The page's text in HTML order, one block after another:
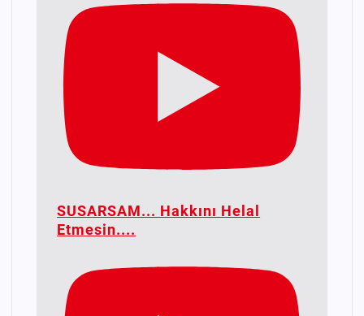
SUSARSAM... Hakkını Helal
Etmesin....